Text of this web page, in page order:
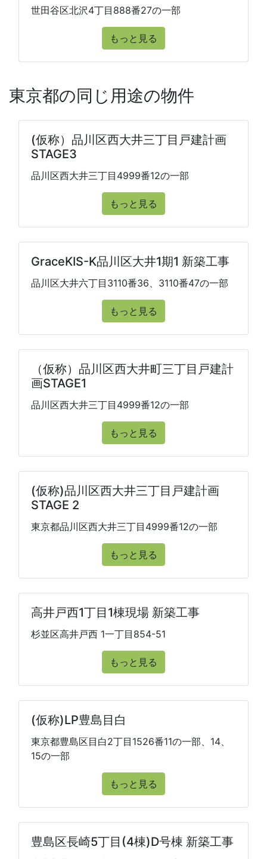
世田谷区北沢4丁目888番27の一部
もっと見る
東京都の同じ用途の物件
(仮称）品川区西大井三丁目戸建計画
STAGE3
品川区西大井三丁目4999番12の一部
もっと見る
GraceKIS-K品川区大井1期1 新築工事
品川区大井六丁目3110番36、3110番47の一部
もっと見る
（仮称）品川区西大井町三丁目戸建計
画STAGE1
品川区西大井三丁目4999番12の一部
もっと見る
(仮称)品川区西大井三丁目戸建計画
STAGE 2
東京都品川区西大井三丁目4999番12の一部
もっと見る
高井戸西1丁目1棟現場 新築工事
杉並区高井戸西 1一丁目854-51
もっと見る
(仮称)LP豊島目白
東京都豊島区目白2丁目1526番11の一部、14、
15の一部
もっと見る
豊島区長崎5丁目(4棟)D号棟 新築工事